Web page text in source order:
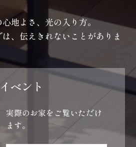
地よさ、光の入り方。
、伝えきれないことがありま
ベント
実際のお家をご覧いただけ
ます。